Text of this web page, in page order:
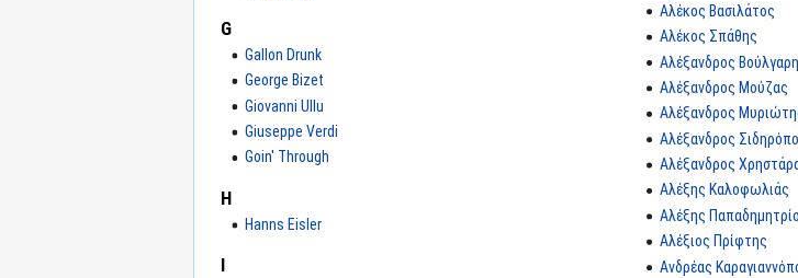
G
Gallon Drunk
George Bizet
Giovanni Ullu
Giuseppe Verdi
Goin' Through
H
Hanns Eisler
I
Αλέκος Βασιλάτος
Αλέκος Σπάθης
Αλέξανδρος
Αλέξανδρος Μούζας
Αλέξανδρος
Αλέξανδρος
Αλέξανδρος
Αλέξης Καλοφωλιάς
Αλέξης
Αλέξιος Πρίφτης
Ανδρέας